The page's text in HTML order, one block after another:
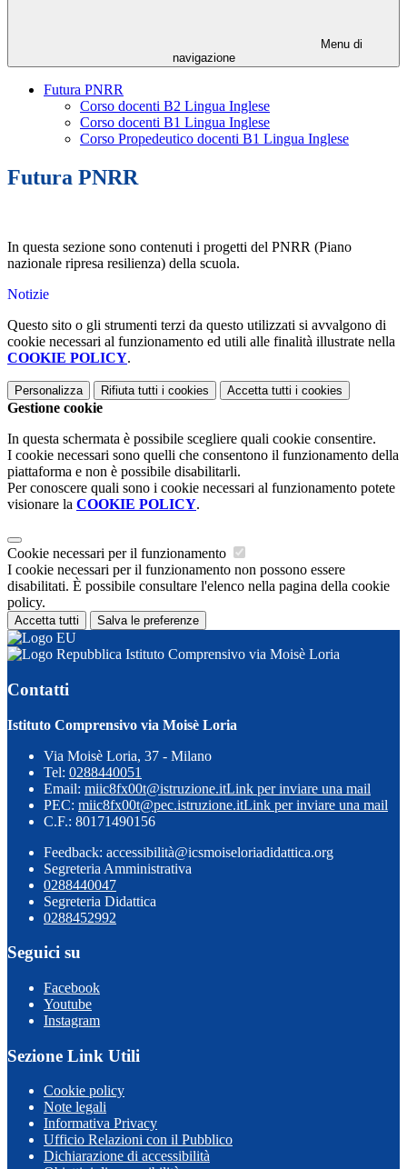
Menu di
navigazione
Futura PNRR
Corso docenti B2 Lingua Inglese
Corso docenti B1 Lingua Inglese
Corso Propedeutico docenti B1 Lingua Inglese
Futura PNRR
In questa sezione sono contenuti i progetti del PNRR (Piano
nazionale ripresa resilienza) della scuola.
Notizie
Questo sito o gli strumenti terzi da questo utilizzati si avvalgono di
cookie necessari al funzionamento ed utili alle finalità illustrate nella
COOKIE POLICY.
Personalizza Rifiuta tutti i cookies Accetta tutti i cookies
Gestione cookie
In questa schermata è possibile scegliere quali cookie consentire.
I cookie necessari sono quelli che consentono il funzionamento della
piattaforma e non è possibile disabilitarli.
Per conoscere quali sono i cookie necessari al funzionamento potete
visionare la COOKIE POLICY.
Cookie necessari per il funzionamento
I cookie necessari per il funzionamento non possono essere
disabilitati. È possibile consultare l'elenco nella pagina della cookie
policy.
Accetta tutti Salva le preferenze
Istituto Comprensivo via Moisè Loria
Contatti
Istituto Comprensivo via Moisè Loria
Via Moisè Loria, 37 - Milano
Tel: 0288440051
Email: miic8fx00t@istruzione.itLink per inviare una mail
PEC: miic8fx00t@pec.istruzione.itLink per inviare una mail
C.F.: 80171490156
Feedback: accessibilità@icsmoiseloriadidattica.org
Segreteria Amministrativa
0288440047
Segreteria Didattica
0288452992
Seguici su
Facebook
Youtube
Instagram
Sezione Link Utili
Cookie policy
Note legali
Informativa Privacy
Ufficio Relazioni con il Pubblico
Dichiarazione di accessibilità